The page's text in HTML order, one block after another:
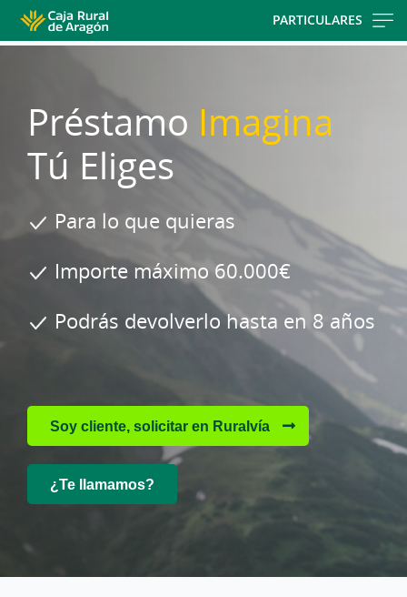
PARTICULARES
Préstamo Imagina
Tú Eliges
Para lo que quieras
Importe máximo 60.000€
Podrás devolverlo hasta en 8 años
Soy cliente, solicitar en Ruralvía
¿Te llamamos?